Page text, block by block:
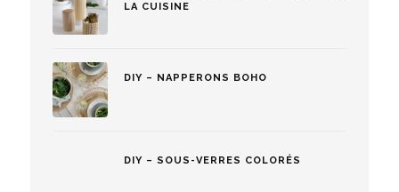
LA CUISINE
DIY – NAPPERONS BOHO
DIY – SOUS-VERRES COLORÉS